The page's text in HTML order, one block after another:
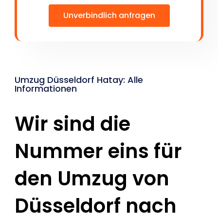
Unverbindlich anfragen
Umzug Düsseldorf Hatay: Alle
Informationen
Wir sind die
Nummer eins für
den Umzug von
Düsseldorf nach